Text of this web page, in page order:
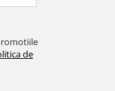
de